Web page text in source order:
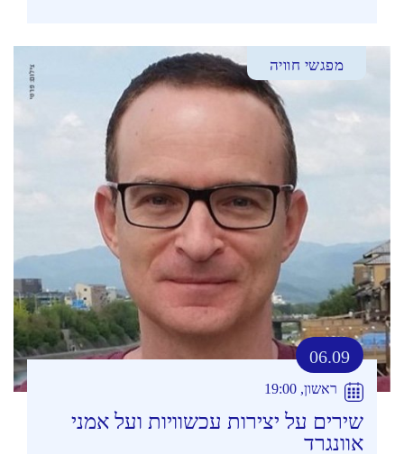
מפגשי חוויה
06.09
ראשון, 19:00
שירים על יצירות עכשוויות ועל אמני
אוונגרד